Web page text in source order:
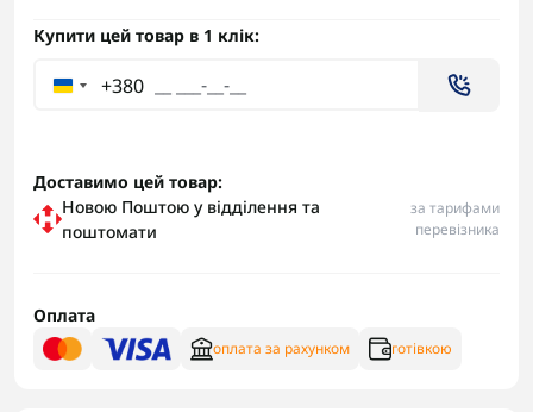
Купити цей товар в 1 клік:
+380
Доставимо цей товар:
Новою Поштою у відділення та
поштомати
за тарифами
перевізника
Оплата
оплата за рахунком готівкою